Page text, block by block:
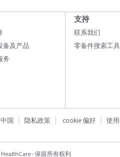
备及产品
务
支持
联系我们
零备件搜索工具
国 隐私政策 cookie 偏好 使
HealthCare - 保留所有权利